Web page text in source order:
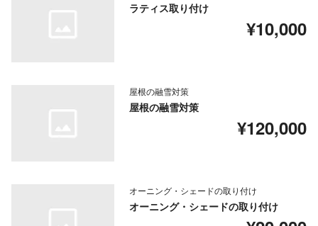
ラティス取り付け
¥10,000
屋根の融雪対策
屋根の融雪対策
¥120,000
オーニング・シェードの取り付け
オーニング・シェードの取り付け